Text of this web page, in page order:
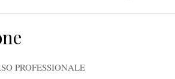
PROFESSIONALE